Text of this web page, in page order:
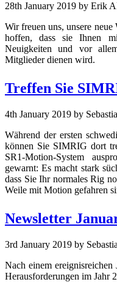
28th January 2019 by Erik
Wir freuen uns, unsere
hoffen, dass sie Ihnen
Neuigkeiten und vor
Mitglieder dienen wird.
Treffen Sie
4th January 2019 by
Während der ersten
können Sie SIMRIG dort
SR1-Motion-System
gewarnt: Es macht stark
dass Sie Ihr normales Rig
Weile mit Motion gefahren
Newsletter
3rd January 2019 by
Nach einem
Herausforderungen im Jahr